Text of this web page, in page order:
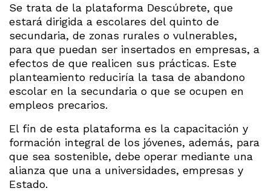
Se trata de la plataforma Descúbrete, que
estará dirigida a escolares del quinto de
secundaria, de zonas rurales o vulnerables,
para que puedan ser insertados en empresas, a
efectos de que realicen sus prácticas. Este
planteamiento reduciría la tasa de abandono
escolar en la secundaria o que se ocupen en
empleos precarios.
El fin de esta plataforma es la capacitación y
formación integral de los jóvenes, además, para
que sea sostenible, debe operar mediante una
alianza que una a universidades, empresas y
Estado.